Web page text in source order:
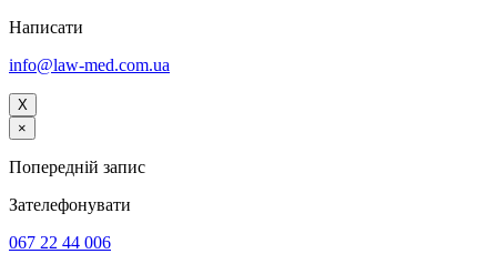
Написати
info@law-med.com.ua
X
×
Попередній запис
Зателефонувати
067 22 44 006